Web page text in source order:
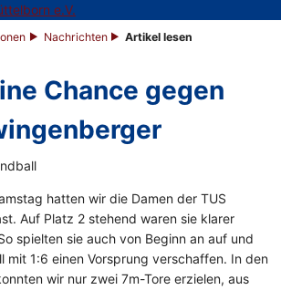
Nachrichten Artikel lesen
Chance gegen
hatten wir die Damen der TUS
Auf Platz 2 stehend waren sie klarer
spielten sie auch von Beginn an auf und
mit 1:6 einen Vorsprung verschaffen. In den
wir nur zwei 7m-Tore erzielen, aus